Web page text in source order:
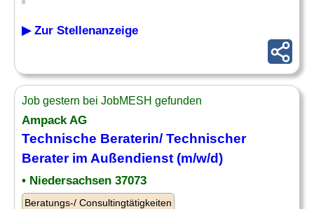
▶ Zur Stellenanzeige
Job gestern bei JobMESH gefunden
Ampack AG
Technische Beraterin/ Technischer
Beraterim Außendienst (m/w/d)
• Niedersachsen 37073
Beratungs-/ Consultingtätigkeiten